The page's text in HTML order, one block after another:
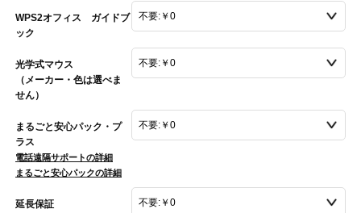
WPS2オフィス ガイドブ
ック
光学式マウス
（メーカー・色は選べま
せん）
まるごと安心パック・プ
ラス
電話遠隔サポートの詳細
まるごと安心パックの詳細
延長保証